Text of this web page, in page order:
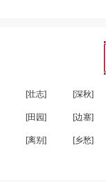
[壮志] [深秋]
[田园] [边塞]
[离别] [乡愁]